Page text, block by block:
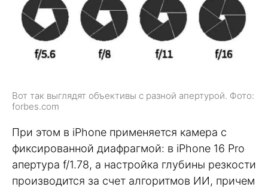
Вот так выглядят объективы с разной апертурой. Фото:
forbes.com
При этом в iPhone применяется камера с
фиксированной диафрагмой: в iPhone 16 Pro
апертура f/1.78, а настройка глубины резкости
производится за счет алгоритмов ИИ, причем